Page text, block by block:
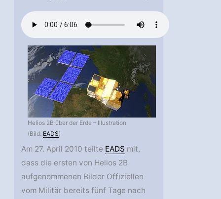
Helios 2B über der Erde – Illustration
(Bild: EADS)
Am 27. April 2010 teilte EADS mit,
dass die ersten von Helios 2B
aufgenommenen Bilder Offiziellen
vom Militär bereits fünf Tage nach